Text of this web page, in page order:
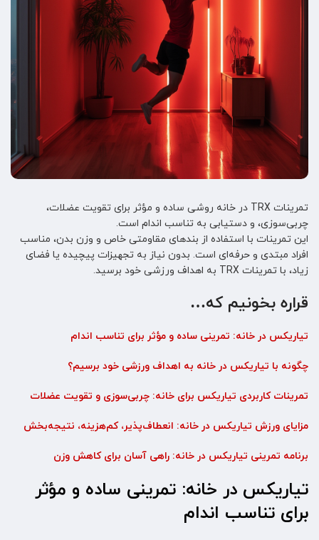
تمرینات TRX در خانه روشی ساده و مؤثر برای تقویت عضلات،
چربی‌سوزی، و دستیابی به تناسب اندام است.
این تمرینات با استفاده از بندهای مقاومتی خاص و وزن بدن، مناسب
افراد مبتدی و حرفه‌ای است. بدون نیاز به تجهیزات پیچیده یا فضای
زیاد، با تمرینات TRX به اهداف ورزشی خود برسید.
قراره بخونیم که…
تیاریکس در خانه: تمرینی ساده و مؤثر برای تناسب اندام
چگونه با تیاریکس در خانه به اهداف ورزشی خود برسیم؟
تمرینات کاربردی تیاریکس برای خانه: چربی‌سوزی و تقویت عضلات
مزایای ورزش تیاریکس در خانه: انعطاف‌پذیر، کم‌هزینه، نتیجه‌بخش
برنامه تمرینی تیاریکس در خانه: راهی آسان برای کاهش وزن
تیاریکس در خانه: تمرینی ساده و مؤثر
برای تناسب اندام